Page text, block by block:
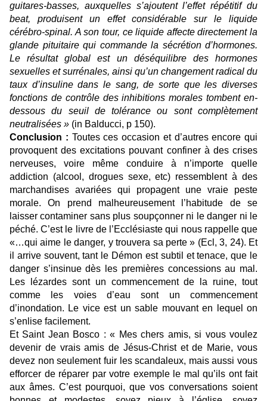
guitares-basses, auxquelles s’ajoutent l’effet répétitif du
beat, produisent un effet considérable sur le liquide
cérébro-spinal. A son tour, ce liquide affecte directement la
glande pituitaire qui commande la sécrétion d’hormones.
Le résultat global est un déséquilibre des hormones
sexuelles et surrénales, ainsi qu’un changement radical du
taux d’insuline dans le sang, de sorte que les diverses
fonctions de contrôle des inhibitions morales tombent en-
dessous du seuil de tolérance ou sont complètement
neutralisées » (in Balducci, p 150).
Conclusion : Toutes ces occasion et d’autres encore qui
provoquent des excitations pouvant confiner à des crises
nerveuses, voire même conduire à n’importe quelle
addiction (alcool, drogues sexe, etc) ressemblent à des
marchandises avariées qui propagent une vraie peste
morale. On prend malheureusement l’habitude de se
laisser contaminer sans plus soupçonner ni le danger ni le
péché. C’est le livre de l’Ecclésiaste qui nous rappelle que
«…qui aime le danger, y trouvera sa perte » (Ecl, 3, 24). Et
il arrive souvent, tant le Démon est subtil et tenace, que le
danger s’insinue dès les premières concessions au mal.
Les lézardes sont un commencement de la ruine, tout
comme les voies d’eau sont un commencement
d’inondation. Le vice est un sable mouvant en lequel on
s’enlise facilement.
Et Saint Jean Bosco : « Mes chers amis, si vous voulez
devenir de vrais amis de Jésus-Christ et de Marie, vous
devez non seulement fuir les scandaleux, mais aussi vous
efforcer de réparer par votre exemple le mal qu’ils ont fait
aux âmes. C’est pourquoi, que vos conversations soient